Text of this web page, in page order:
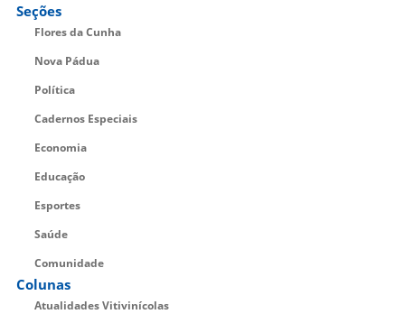
Seções
Flores da Cunha
Nova Pádua
Política
Cadernos Especiais
Economia
Educação
Esportes
Saúde
Comunidade
Colunas
Atualidades Vitivinícolas